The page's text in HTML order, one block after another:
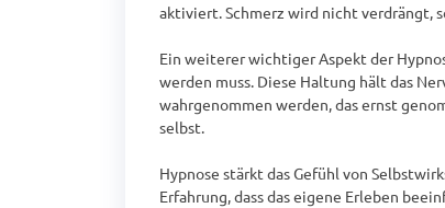
aktiviert. Schmerz wird nicht verdrängt,
Ein weiterer wichtiger Aspekt der
werden muss. Diese Haltung hält das
wahrgenommen werden, das ernst
selbst.
Hypnose stärkt das Gefühl von
Erfahrung, dass das eigene Erleben